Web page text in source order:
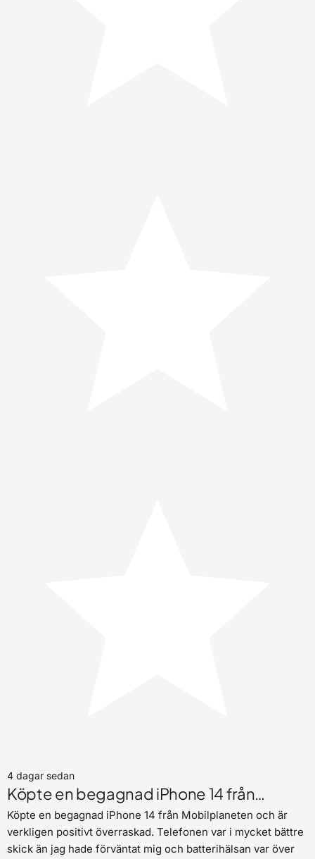
4 dagar sedan
Köpte en begagnad iPhone 14 från…
Köpte en begagnad iPhone 14 från Mobilplaneten och är
verkligen positivt överraskad. Telefonen var i mycket bättre
skick än jag hade förväntat mig och batterihälsan var över